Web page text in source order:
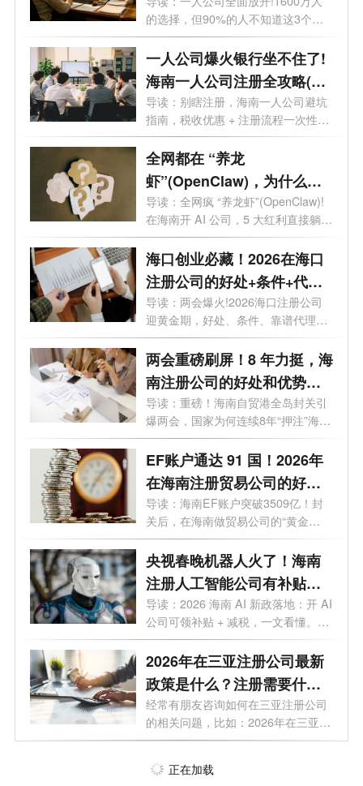
的选择，但90%的人不知道这3个致
命坑。想开...
一人公司爆火银行坐不住了!
海南一人公司注册全攻略(含
优势+流程)
导读：别瞎注册，海南一人公司避坑
指南，税收优惠 + 注册流程一次性说
透。...
全网都在 “养龙
虾”(OpenClaw)，为什么聪
明人都去海南注册 AI 公司？
导读：全网疯 “养龙虾”(OpenClaw)!
在海南开 AI 公司，5 大红利直接躺
赢。最近...
海口创业必藏！2026在海口
注册公司的好处+条件+代
理，全在这
导读：两会爆火!2026海口注册公司
迎黄金期，好处、条件、靠谱代理全
攻略，...
两会重磅刷屏！8 年力挺，海
南注册公司的好处和优势全
解析
导读：重磅！海南自贸港全岛封关引
爆两会，国家为何连续8年“押注”海
南...
EF账户通达 91 国！2026年
在海南注册贸易公司的好
处，你需要知道
导读：海南EF账户突破3509亿！封
关后，在海南做贸易公司的“黄金
值”终于藏...
央视春晚机器人火了！海南
注册人工智能公司有补贴
吗？官方明确了
导读：2026 海南 AI 新政落地：开 AI
公司可领补贴 + 减税，一文看懂。当
春晚...
2026年在三亚注册公司最新
政策是什么？注册需要什么
材料和手续？
经常有朋友咨询如何在三亚注册公司
的相关问题，比如：2026年在三亚注
册公...
正在加载